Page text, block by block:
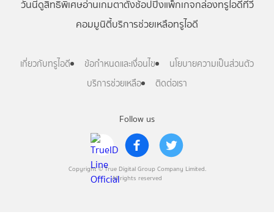
Follow us
Copyright © True Digital Group Company Limited.
All rights reserved
วันนี้ดูสิทธิพิเศษอ่านเกมตาตั้งช้อปปิ้งแพ็กเกจกล่องทรูไอดีทีวี
คอมมูนิตี้บริการช่วยเหลือทรูไอดี
เกี่ยวกับทรูไอดี ข้อกำหนดและเงื่อนไข
นโยบายความเป็นส่วนตัว
บริการช่วยเหลือ
ติดต่อเรา